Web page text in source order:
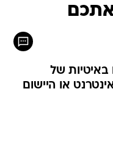
באיטיות של
או היישום